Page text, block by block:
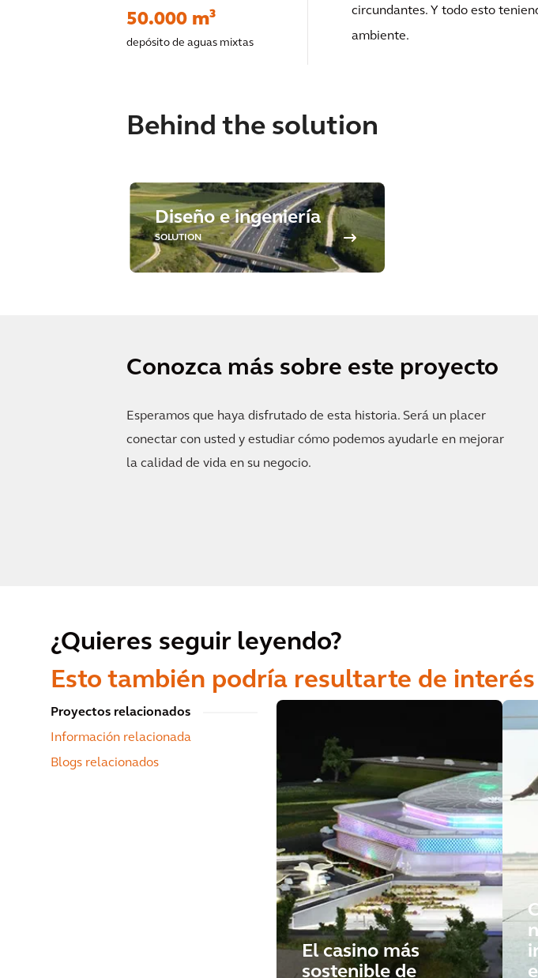
50.000 m³
depósito de aguas mixtas
circundantes. Y todo esto
ambiente.
Behind the solution
Diseño e ingeniería
SOLUTION
Conozca más sobre este proyecto
Esperamos que haya disfrutado de esta historia. Será un placer
conectar con usted y estudiar cómo podemos ayudarle en mejorar
la calidad de vida en su negocio.
¿Quieres seguir leyendo?
Esto también podría resultarte de interés
Proyectos relacionados
Información relacionada
Blogs relacionados
El casino más
sostenible de